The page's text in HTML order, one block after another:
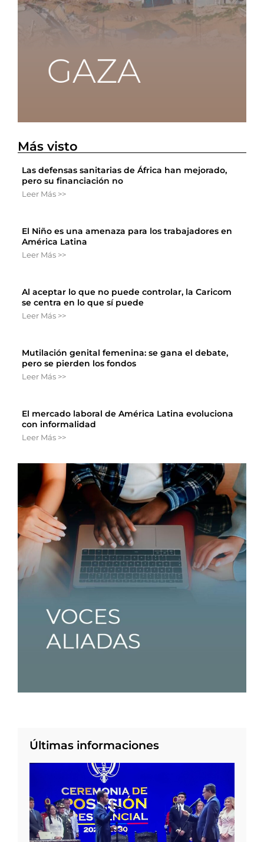
Más visto
Las defensas sanitarias de África han mejorado,
pero su financiación no
Leer Más >>
El Niño es una amenaza para los trabajadores en
América Latina
Leer Más >>
Al aceptar lo que no puede controlar, la Caricom
se centra en lo que sí puede
Leer Más >>
Mutilación genital femenina: se gana el debate,
pero se pierden los fondos
Leer Más >>
El mercado laboral de América Latina evoluciona
con informalidad
Leer Más >>
Últimas informaciones